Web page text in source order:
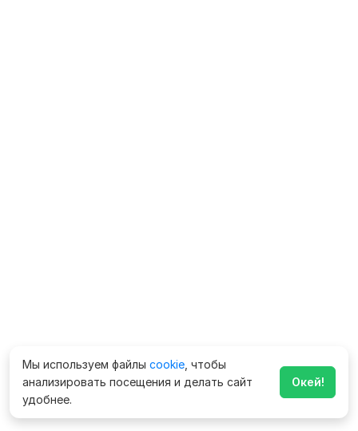
Мы используем файлы cookie , чтобы
анализировать посещения и делать сайт
удобнее.
Окей!